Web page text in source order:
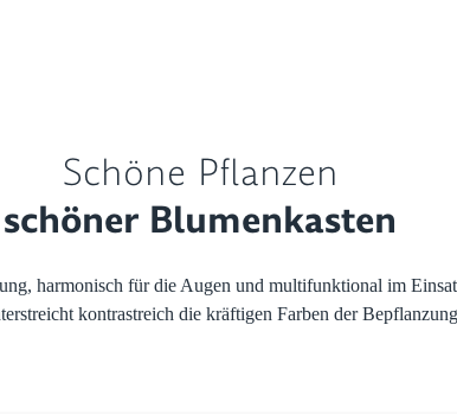
Schöne Pflanzen
schöner Blumenkasten
harmonisch für die Augen und multifunktional im
kontrastreich die kräftigen Farben der